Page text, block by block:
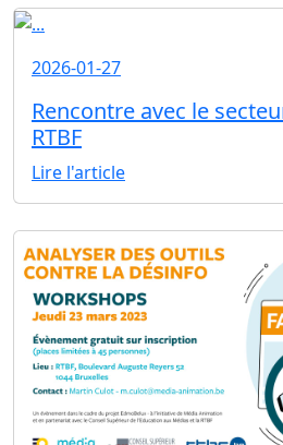
2026-01-27
Rencontre avec le
RTBF
Lire l'article